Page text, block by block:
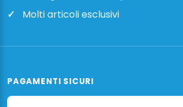
Molti articoli esclusivi
PAGAMENTI SICURI